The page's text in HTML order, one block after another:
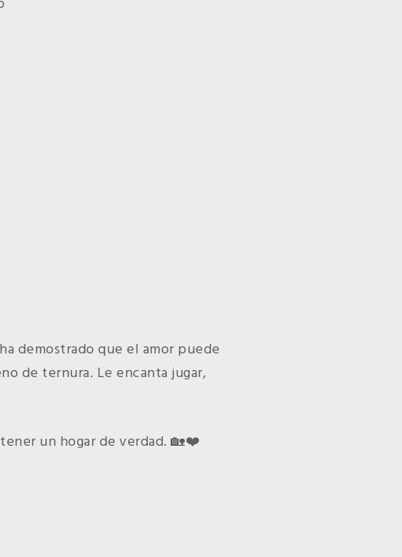
demostrado que el amor puede
de ternura. Le encanta jugar,
un hogar de verdad. 🏡❤️